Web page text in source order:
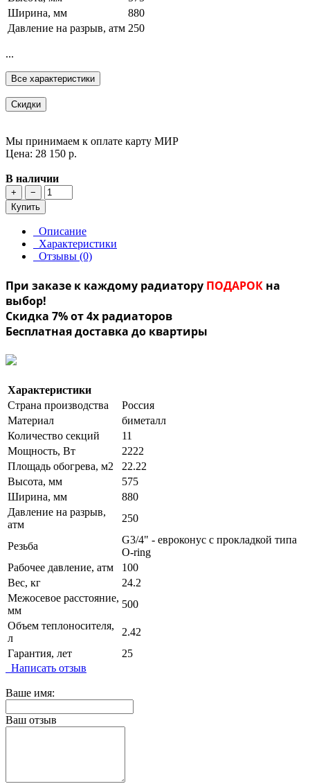
Ширина, мм
880
Давление на разрыв, атм 250
...
Все характеристики
Скидки
Мы принимаем к оплате карту МИР
Цена: 28 150 р.
В наличии
+
−
Купить
Описание
Характеристики
Отзывы (0)
При заказе к каждому радиатору ПОДАРОК на
выбор!
Скидка 7% от 4х радиаторов
Бесплатная доставка до квартиры
Характеристики
Страна производства
Россия
Материал
биметалл
Количество секций
11
Мощность, Вт
2222
Площадь обогрева, м2
22.22
Высота, мм
575
Ширина, мм
880
Давление на разрыв,
атм
250
Резьба
G3/4" - евроконус с прокладкой типа
O-ring
Рабочее давление, атм
100
Вес, кг
24.2
Межосевое расстояние,
мм
500
Объем теплоносителя,
л
2.42
Гарантия, лет
25
Написать отзыв
Ваше имя:
Ваш отзыв